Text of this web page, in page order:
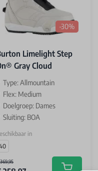
-30%
Limelight Step
Gray Cloud
Type: Allmountain
Flex: Medium
Doelgroep: Dames
Sluiting: BOA
in